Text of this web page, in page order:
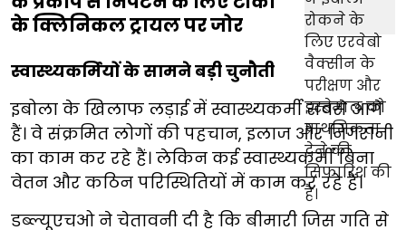
के क्लिनिकल ट्रायल पर जोर
स्वास्थ्यकर्मियों के सामने बड़ी चुनौती
इबोला के खिलाफ लड़ाई में स्वास्थ्यकर्मी सबसे आगे
हैं। वे संक्रमित लोगों की पहचान, इलाज और निगरानी
का काम कर रहे हैं। लेकिन कई स्वास्थ्यकर्मी बिना
वेतन और कठिन परिस्थितियों में काम कर रहे हैं।
डब्ल्यूएचओ ने चेतावनी दी है कि बीमारी जिस गति से